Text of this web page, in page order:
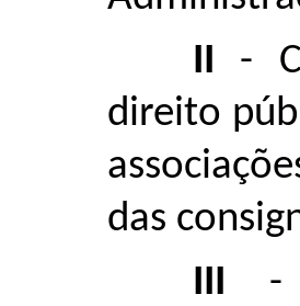
II -
direito
das
III -